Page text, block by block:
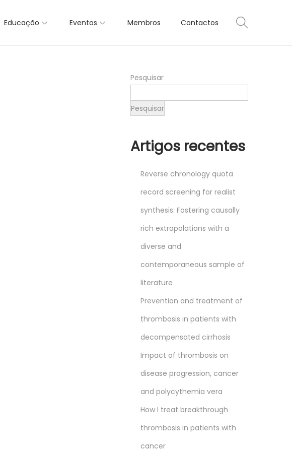
Educação Eventos Membros Contactos
Pesquisar
Pesquisar
Artigos recentes
Reverse chronology quota
record screening for realist
synthesis: Fostering causally
rich extrapolations with a
diverse and
contemporaneous sample of
literature
Prevention and treatment of
thrombosis in patients with
decompensated cirrhosis
Impact of thrombosis on
disease progression, cancer
and polycythemia vera
How I treat breakthrough
thrombosis in patients with
cancer